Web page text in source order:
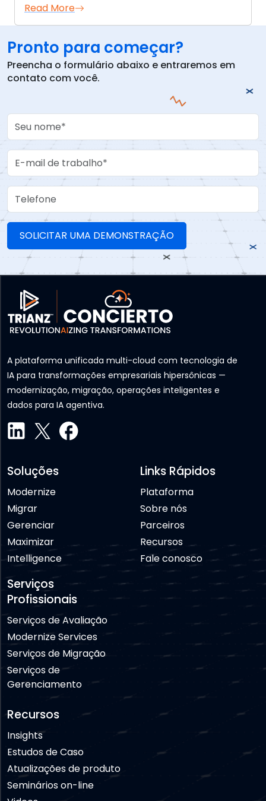
Read More
Pronto para começar?
Preencha o formulário abaixo e entraremos em
contato com você.
Your Name
Work Email
Telefone
A plataforma unificada multi-cloud com tecnologia de
IA para transformações empresariais hipersônicas —
modernização, migração, operações inteligentes e
dados para IA agentiva.
Soluções
Modernize
Migrar
Gerenciar
Maximizar
Intelligence
Serviços
Profissionais
Serviços de Avaliação
Modernize Services
Serviços de Migração
Serviços de
Gerenciamento
Links Rápidos
Plataforma
Sobre nós
Parceiros
Recursos
Fale conosco
Recursos
Insights
Estudos de Caso
Atualizações de produto
Seminários on-line